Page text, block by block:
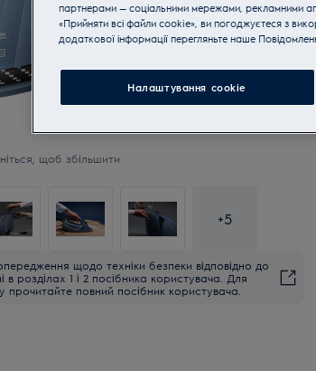
щоб збільшити
+5
щодо техніки безпеки відповідно до
розділах 1 і 2 посібника користувача. Для
повний посібник користувача.
партнерами — соціальними мережами, рекламними
«Прийняти всі файли cookie», ви погоджуєтеся з
додаткової інформації перегляньте наше
Налаштування cookie